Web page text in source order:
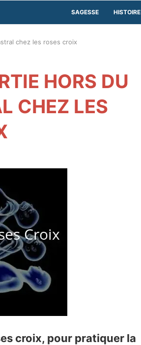
SAGESSE HISTOIRE
chez les roses croix
HORS DU
CHEZ LES
croix, pour pratiquer la